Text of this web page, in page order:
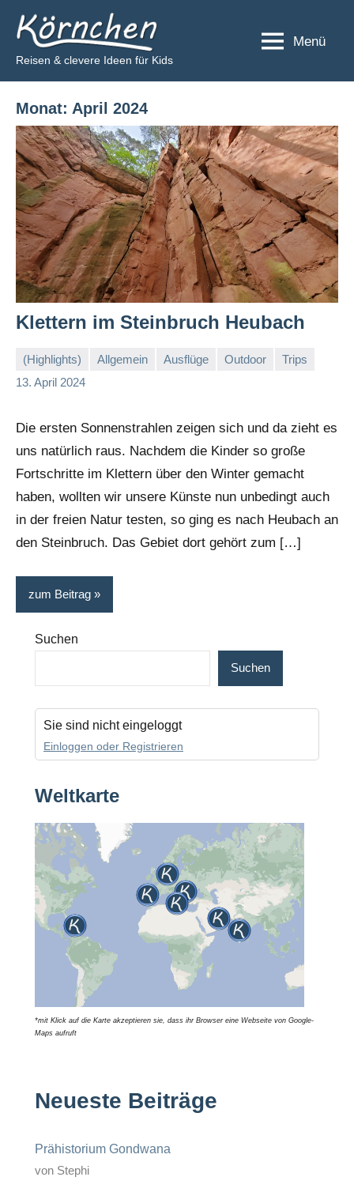
Inhalt
springen
Körnchen
Reisen & clevere Ideen für Kids
Menü
Monat: April 2024
Klettern im Steinbruch Heubach
(Highlights) Allgemein Ausflüge Outdoor
Trips
13. April 2024
Stephi
Keine
Die ersten Sonnenstrahlen zeigen sich und da zieht es
uns natürlich raus. Nachdem die Kinder so große
Fortschritte im Klettern über den Winter gemacht
haben, wollten wir unsere Künste nun unbedingt auch
in der freien Natur testen, so ging es nach Heubach an
den Steinbruch. Das Gebiet dort gehört zum […]
zum Beitrag
Suchen
Suchen
Sie sind nicht eingeloggt
Einloggen oder Registrieren
Weltkarte
*mit Klick auf die Karte akzeptieren sie, dass ihr Browser eine Webseite von Google-
Maps aufruft
Neueste Beiträge
Prähistorium Gondwana
von Stephi